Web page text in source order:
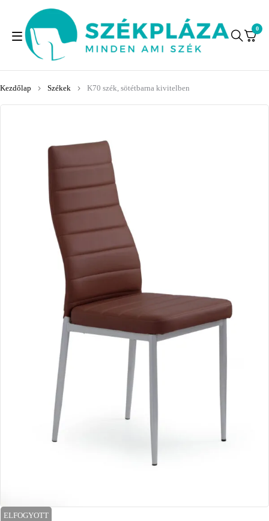
0
Kezdőlap Székek K70 szék, sötétbarna kivitelben
ELFOGYOTT